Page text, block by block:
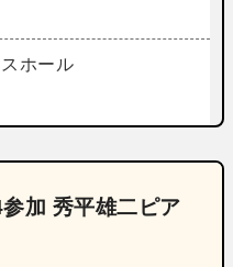
ホール
加 秀平雄二ピア